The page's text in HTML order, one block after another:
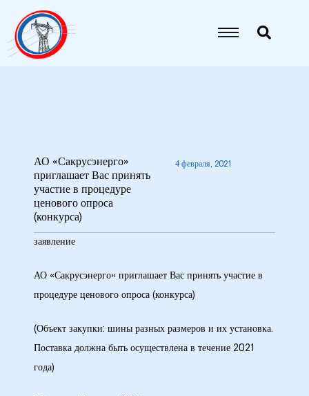
АО «Сакрусэнерго»
приглашает Вас принять
участие в процедуре
ценового опроса
(конкурса)
4 февраля, 2021
заявление
АО «Сакрусэнерго» приглашает Вас принять участие в
процедуре ценового опроса (конкурса)
(Объект закупки: шины разных размеров и их установка.
Поставка должна быть осуществлена ​​в течение 2021
года)